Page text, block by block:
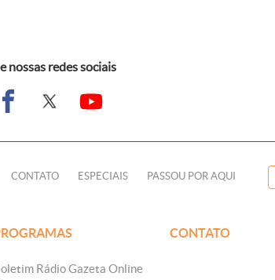
nossas redes sociais
CONTATO ESPECIAIS PASSOU POR AQUI
Rádio Gazeta Online
CONTATO